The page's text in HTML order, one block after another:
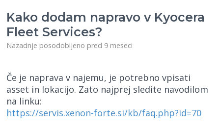
Kako dodam napravo v Kyocera
Fleet Services?
Nazadnje posodobljeno pred 9 meseci
Če je naprava v najemu, je potrebno vpisati
asset in lokacijo. Zato najprej sledite navodilom
na linku:
https://servis.xenon-forte.si/kb/faq.php?id=70